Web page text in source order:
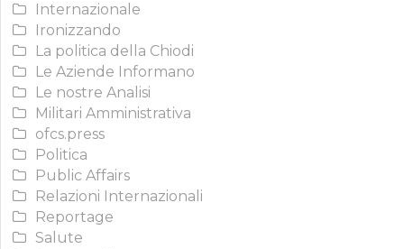
Internazionale
Ironizzando
La politica della Chiodi
Le Aziende Informano
Le nostre Analisi
Militari Amministrativa
ofcs.press
Politica
Public Affairs
Relazioni Internazionali
Reportage
Salute